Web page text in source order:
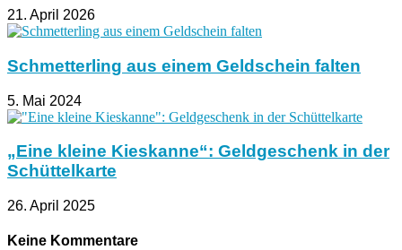
21. April 2026
Schmetterling aus einem Geldschein falten
5. Mai 2024
„Eine kleine Kieskanne“: Geldgeschenk in der
Schüttelkarte
26. April 2025
Keine Kommentare